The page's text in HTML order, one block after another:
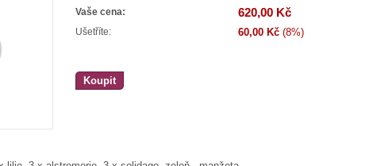
Vaše cena: 620,00 Kč
Ušetříte: 60,00 Kč (8%)
Koupit